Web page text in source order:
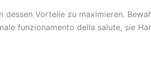
dessen Vorteile zu maximieren.
funzionamento della salute, sie